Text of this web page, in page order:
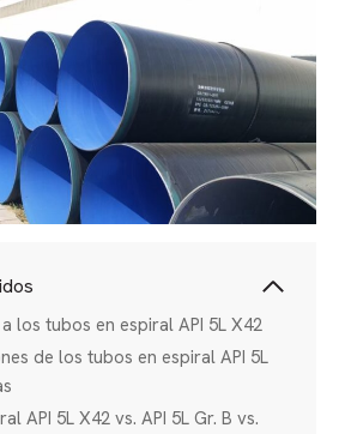
los tubos en espiral API 5L X42
de los tubos en espiral API 5L
API 5L X42 vs. API 5L Gr. B vs.